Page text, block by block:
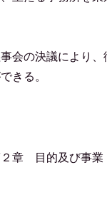
会の決議により、
きる。
章 目的及び事業